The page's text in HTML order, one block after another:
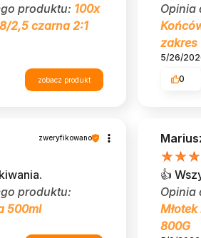
produktu: 100x
2,5 czarna 2:1
zobacz produkt
Opinia
zakres
5/26/
0
zweryfikowano
produktu:
500ml
👍️
Opinia
800G